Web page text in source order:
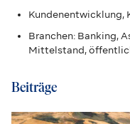
Kundenentwicklung,
Branchen: Banking,
Mittelstand,
Beiträge